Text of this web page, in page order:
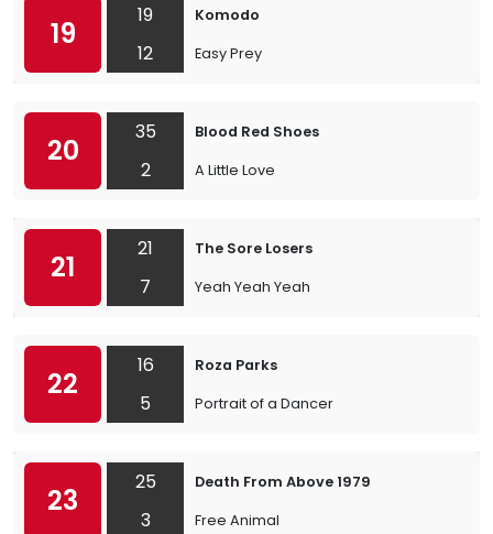
19
19
12
Komodo
Easy Prey
20
35
2
Blood Red Shoes
A Little Love
21
21
7
The Sore Losers
Yeah Yeah Yeah
22
16
5
Roza Parks
Portrait of a Dancer
23
25
3
Death From Above 1979
Free Animal